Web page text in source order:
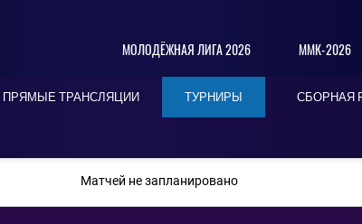
МОЛОДЁЖНАЯ ЛИГА 2026 ММК-2026
ПРЯМЫЕ ТРАНСЛЯЦИИ ТУРНИРЫ СБОРНАЯ
Матчей не запланировано